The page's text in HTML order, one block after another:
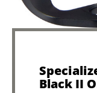
Black II